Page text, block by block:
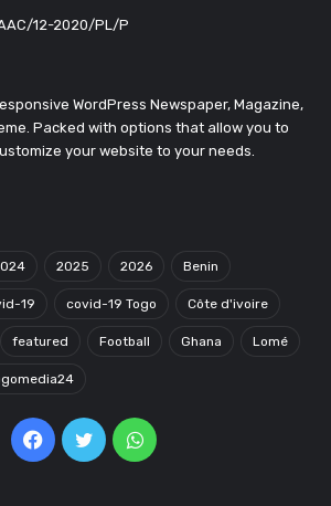
12-2020/PL/P
WordPress Newspaper, Magazine,
Packed with options that allow you to
your website to your needs.
2025 2026 Benin
19 covid-19 Togo Côte d'ivoire
featured Football Ghana Lomé
Facebook
TwitterWhatsApp